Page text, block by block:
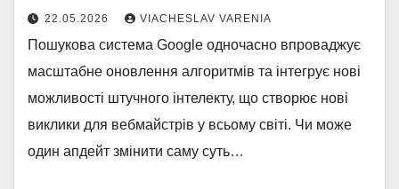
22.05.2026 VIACHESLAV VARENIA
Пошукова система Google одночасно впроваджує
масштабне оновлення алгоритмів та інтегрує нові
можливості штучного інтелекту, що створює нові
виклики для вебмайстрів у всьому світі. Чи може
один апдейт змінити саму суть…